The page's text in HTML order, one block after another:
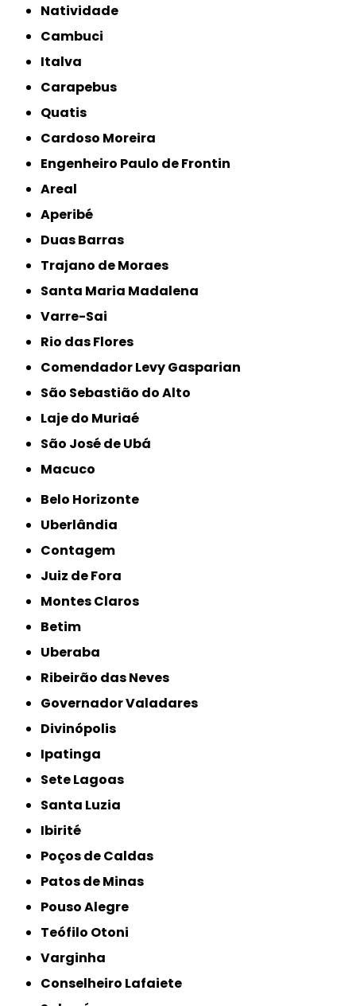
Natividade
Cambuci
Italva
Carapebus
Quatis
Cardoso Moreira
Engenheiro Paulo de Frontin
Areal
Aperibé
Duas Barras
Trajano de Moraes
Santa Maria Madalena
Varre-Sai
Rio das Flores
Comendador Levy Gasparian
São Sebastião do Alto
Laje do Muriaé
São José de Ubá
Macuco
Belo Horizonte
Uberlândia
Contagem
Juiz de Fora
Montes Claros
Betim
Uberaba
Ribeirão das Neves
Governador Valadares
Divinópolis
Ipatinga
Sete Lagoas
Santa Luzia
Ibirité
Poços de Caldas
Patos de Minas
Pouso Alegre
Teófilo Otoni
Varginha
Conselheiro Lafaiete